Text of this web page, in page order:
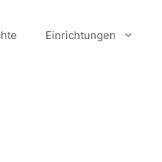
Einrichtungen